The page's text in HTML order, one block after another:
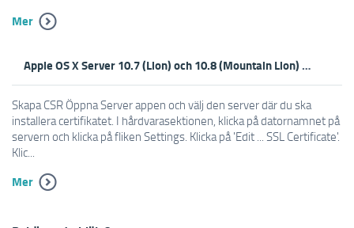
Mer
Apple OS X Server 10.7 (Lion) och 10.8 (Mountain Lion) - Skapa CSR
Skapa CSR Öppna Server appen och välj den server där du ska
installera certifikatet. I hårdvarasektionen, klicka på datornamnet på
servern och klicka på fliken Settings. Klicka på 'Edit ... SSL Certificate'.
Klic...
Mer